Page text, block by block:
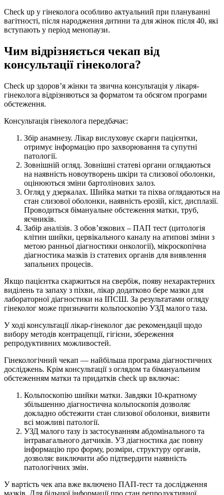
Check up у гінеколога особливо актуальний при плануванні
вагітності, після народження дитини та для жінок після 40, які
вступають у період менопаузи.
Чим відрізняється чекап від
консультації гінеколога?
Check up здоров’я жінки та звична консультація у лікаря-
гінеколога відрізняються за форматом та обсягом програми
обстеження.
Консультація гінеколога передбачає:
Збір анамнезу. Лікар вислуховує скарги пацієнтки,
отримує інформацію про захворювання та супутні
патології.
Зовнішній огляд. Зовнішні статеві органи оглядаються
на наявність новоутворень шкіри та слизової оболонки,
оцінюються зміни бартолінових залоз.
Огляд у дзеркалах. Шийка матки та піхва оглядаються на
стан слизової оболонки, наявність ерозій, кіст, дисплазії.
Проводиться бімануальне обстеження матки, труб,
яєчників.
Забір аналізів. З обов’язкових – ПАП тест (цитологія
клітин шийки, цервікального каналу на атипові зміни з
метою ранньої діагностики онкології), мікроскопічна
діагностика мазків із статевих органів для виявлення
запальних процесів.
Якщо пацієнтка скаржиться на свербіж, появу нехарактерних
виділень та запаху з піхви, лікар додатково бере мазки для
лабораторної діагностики на ІПСШ. За результатами огляду
гінеколог може призначити кольпоскопію УЗД малого таза.
У ході консультації лікар-гінеколог дає рекомендації щодо
вибору методів контрацепції, гігієни, збереження
репродуктивних можливостей.
Гінекологічний чекап — найбільша програма діагностичних
досліджень. Крім консультації з оглядом та бімануальним
обстеженням матки та придатків check up включає:
Кольпоскопію шийки матки. Завдяки 10-кратному
збільшенню діагностична кольпоскопія дозволяє
докладно обстежити стан слизової оболонки, виявити
всі можливі патології.
УЗД малого тазу із застосуванням абдомінального та
інтравагального датчиків. УЗ діагностика дає повну
інформацію про форму, розміри, структуру органів,
дозволяє виключити або підтвердити наявність
патологічних змін.
У вартість чек апа вже включено ПАП-тест та дослідження